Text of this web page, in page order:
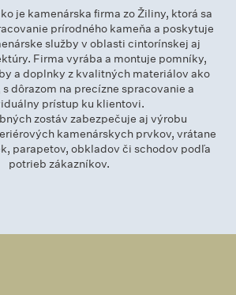
je kamenárska firma zo Žiliny, ktorá sa
prírodného kameňa a poskytuje
služby v oblasti cintorínskej aj
Firma vyrába a montuje pomníky,
a doplnky z kvalitných materiálov ako
dôrazom na precízne spracovanie a
prístup ku klientovi.
zostáv zabezpečuje aj výrobu
kamenárskych prvkov, vrátane
parapetov, obkladov či schodov podľa
potrieb zákazníkov.